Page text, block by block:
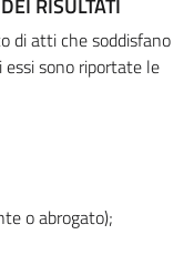
RISULTATI
di atti che soddisfano
essi sono riportate le
o abrogato);